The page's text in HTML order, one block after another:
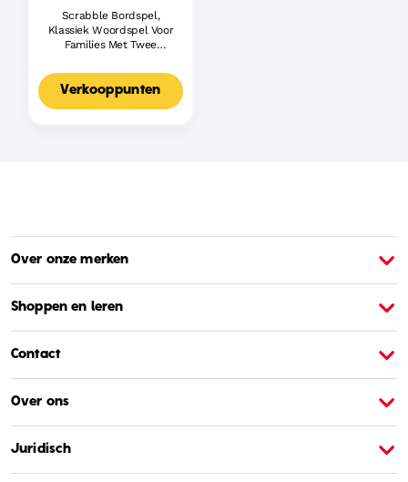
Scrabble Bordspel,
Klassiek Woordspel Voor
Families Met Twee
Voor 2-4 Spelers,
Nederlandse Editie
Verkooppunten
Over onze merken
Shoppen en leren
Contact
Over ons
Juridisch